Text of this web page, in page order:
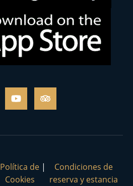
Política de
Cookies
|
Condiciones de
reserva y estancia